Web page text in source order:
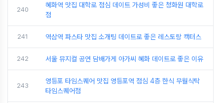
240
혜화역 맛집 대학로 점심 데이트 가성비 좋은 청화원 대학로
점
241 역삼역 파스타 맛집 소개팅 데이트로 좋은 레스토랑 캑터스
242 서울 뮤지컬 공연 담배가게 아가씨 혜화 데이트로 좋은 이유
243
영등포 타임스퀘어 맛집 영등포역 점심 4층 한식 무월식탁
타임스퀘어점